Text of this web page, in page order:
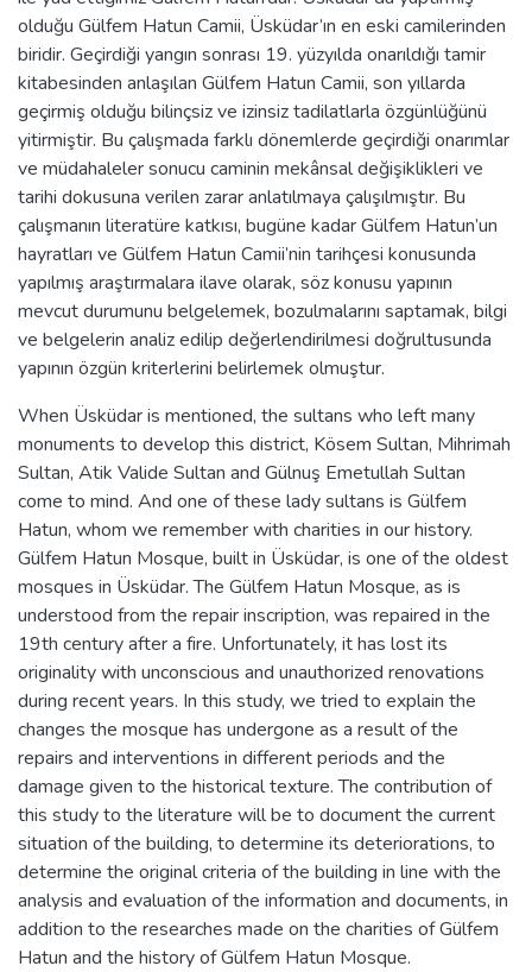
olduğu Gülfem Hatun Camii, Üsküdar’ın en eski camilerinden
biridir. Geçirdiği yangın sonrası 19. yüzyılda onarıldığı tamir
kitabesinden anlaşılan Gülfem Hatun Camii, son yıllarda
geçirmiş olduğu bilinçsiz ve izinsiz tadilatlarla özgünlüğünü
yitirmiştir. Bu çalışmada farklı dönemlerde geçirdiği onarımlar
ve müdahaleler sonucu caminin mekânsal değişiklikleri ve
tarihi dokusuna verilen zarar anlatılmaya çalışılmıştır. Bu
çalışmanın literatüre katkısı, bugüne kadar Gülfem Hatun’un
hayratları ve Gülfem Hatun Camii’nin tarihçesi konusunda
yapılmış araştırmalara ilave olarak, söz konusu yapının
mevcut durumunu belgelemek, bozulmalarını saptamak, bilgi
ve belgelerin analiz edilip değerlendirilmesi doğrultusunda
yapının özgün kriterlerini belirlemek olmuştur.
When Üsküdar is mentioned, the sultans who left many
monuments to develop this district, Kösem Sultan, Mihrimah
Sultan, Atik Valide Sultan and Gülnuş Emetullah Sultan
come to mind. And one of these lady sultans is Gülfem
Hatun, whom we remember with charities in our history.
Gülfem Hatun Mosque, built in Üsküdar, is one of the oldest
mosques in Üsküdar. The Gülfem Hatun Mosque, as is
understood from the repair inscription, was repaired in the
19th century after a fire. Unfortunately, it has lost its
originality with unconscious and unauthorized renovations
during recent years. In this study, we tried to explain the
changes the mosque has undergone as a result of the
repairs and interventions in different periods and the
damage given to the historical texture. The contribution of
this study to the literature will be to document the current
situation of the building, to determine its deteriorations, to
determine the original criteria of the building in line with the
analysis and evaluation of the information and documents, in
addition to the researches made on the charities of Gülfem
Hatun and the history of Gülfem Hatun Mosque.